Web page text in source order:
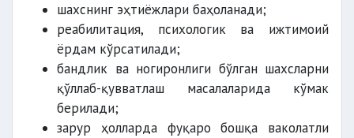
шахснинг эҳтиёжлари баҳоланади;
реабилитация, психологик ва ижтимоий
ёрдам кўрсатилади;
бандлик ва ногиронлиги бўлган шахсларни
қўллаб-қувватлаш масалаларида кўмак
берилади;
зарур ҳолларда фуқаро бошқа ваколатли